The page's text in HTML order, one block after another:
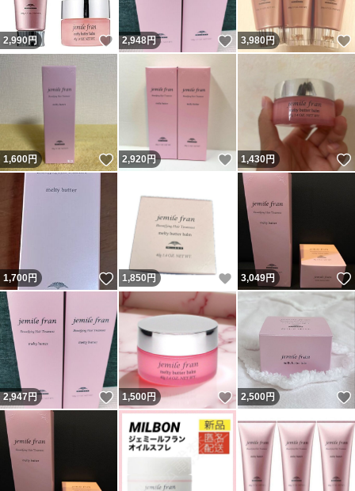
2,990円 いいね！
2,948円 いいね！
3,980円
1,600円 いいね！
2,920円 いいね！
1,430円
1,700円 いいね！
1,850 円 いいね！
3,049円
2,947円 いいね！
1,500円 いいね！
2,500円